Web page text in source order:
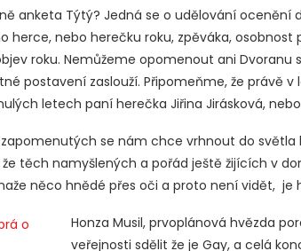
anketa Týtý? Jedná se o udělování ocenění
herce, nebo herečku roku, zpěváka, osobnost
roku. Nemůžeme opomenout ani Dvoranu
postavení zaslouží. Připomeňme, že právě
letech paní herečka Jiřina Jirásková,
zapomenutých se nám chce vrhnout do
těch namyšlených a pořád ještě žijících v
něco hnědé přes oči a proto není vidět, je
Honza Musil, prvoplánová hvězda
veřejnosti sdělit že je Gay, a celá